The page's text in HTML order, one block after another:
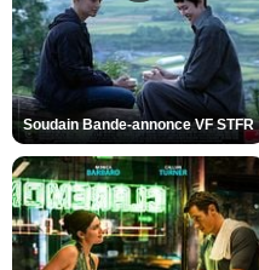
Soudain Bande-annonce VF STFR